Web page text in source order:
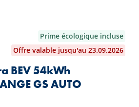
Prime écologique incluse
Offre valable jusqu'au 23.09.2026
BEV 54kWh
GS AUTO